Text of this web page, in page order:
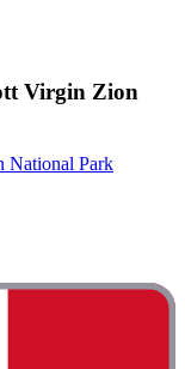
Virgin Zion
National Park